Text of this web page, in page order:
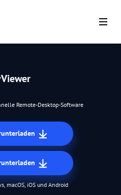
Remote-Desktop-Software
macOS, iOS und Android